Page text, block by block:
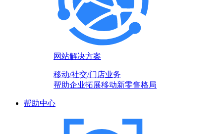
网站解决方案
移动/社交/门店业务
帮助企业拓展移动新零售格局
帮助中心